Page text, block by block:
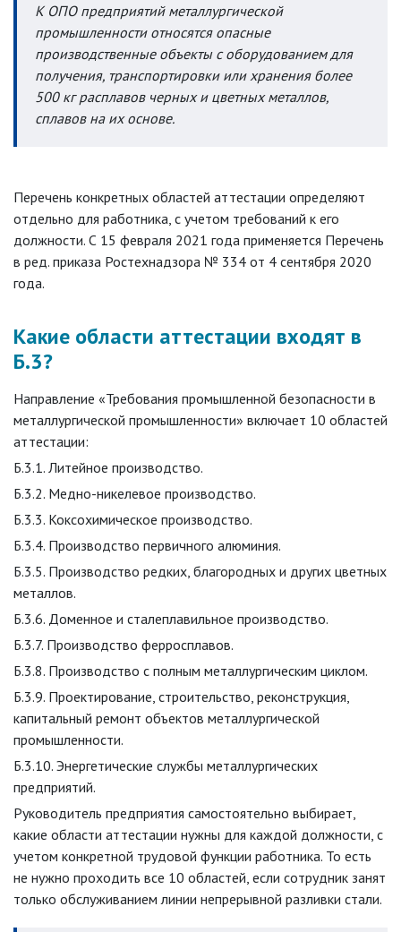
К ОПО предприятий металлургической
промышленности относятся опасные
производственные объекты с оборудованием для
получения, транспортировки или хранения более
500 кг расплавов черных и цветных металлов,
сплавов на их основе.
Перечень конкретных областей аттестации определяют
отдельно для работника, с учетом требований к его
должности. С 15 февраля 2021 года применяется Перечень
в ред. приказа Ростехнадзора № 334 от 4 сентября 2020
года.
Какие области аттестации входят в
Б.3?
Направление «Требования промышленной безопасности в
металлургической промышленности» включает 10 областей
аттестации:
Б.3.1. Литейное производство.
Б.3.2. Медно-никелевое производство.
Б.3.3. Коксохимическое производство.
Б.3.4. Производство первичного алюминия.
Б.3.5. Производство редких, благородных и других цветных
металлов.
Б.3.6. Доменное и сталеплавильное производство.
Б.3.7. Производство ферросплавов.
Б.3.8. Производство с полным металлургическим циклом.
Б.3.9. Проектирование, строительство, реконструкция,
капитальный ремонт объектов металлургической
промышленности.
Б.3.10. Энергетические службы металлургических
предприятий.
Руководитель предприятия самостоятельно выбирает,
какие области аттестации нужны для каждой должности, с
учетом конкретной трудовой функции работника. То есть
не нужно проходить все 10 областей, если сотрудник занят
только обслуживанием линии непрерывной разливки стали.